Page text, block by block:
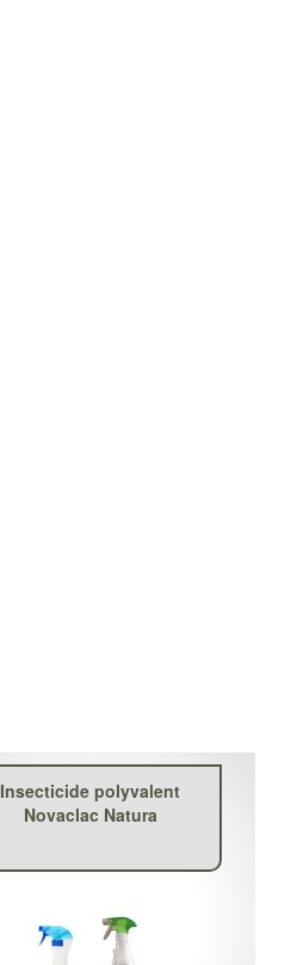
Insecticide polyvalent
Novaclac Natura